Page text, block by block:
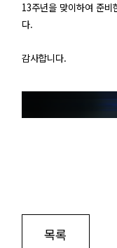
13주년을 맞이하여 준
다.
감사합니다.
목록